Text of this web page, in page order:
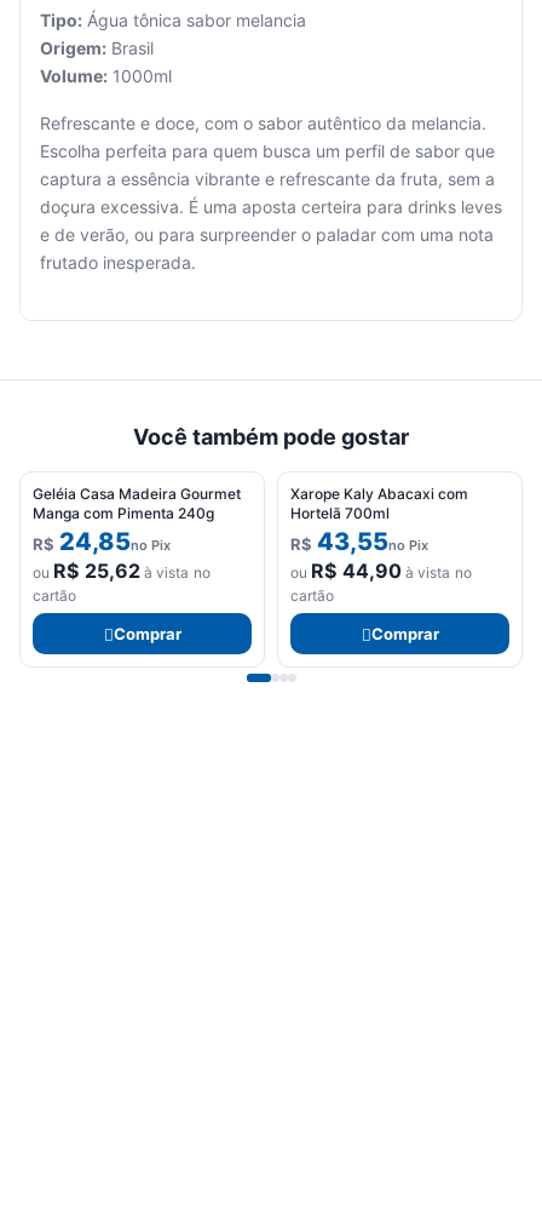
Seu
carrinho
está
Tipo: Água tônica sabor melancia
Origem: Brasil
Volume: 1000ml
Refrescante e doce, com o sabor autêntico da melancia.
Escolha perfeita para quem busca um perfil de sabor que
captura a essência vibrante e refrescante da fruta, sem a
doçura excessiva. É uma aposta certeira para drinks leves
e de verão, ou para surpreender o paladar com uma nota
frutado inesperada.
Você também pode gostar
Geléia Casa Madeira Gourmet
Manga com Pimenta 240g
R$ 24,85no Pix
ou R$ 25,62à vista no
cartão
Comprar
Xarope Kaly Abacaxi com
Hortelã 700ml
R$ 43,55no Pix
ou R$ 44,90à vista no
cartão
Comprar